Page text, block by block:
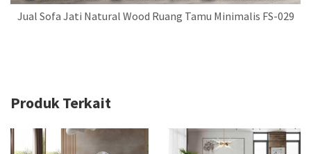
Jual Sofa Jati Natural Wood Ruang Tamu Minimalis FS-029
Produk Terkait